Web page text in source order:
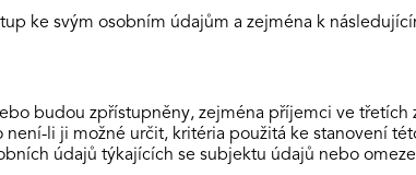
ke svým osobním údajům a zejména k
budou zpřístupněny, zejména příjemci ve třetích
li ji možné určit, kritéria použitá ke stanovení
údajů týkajících se subjektu údajů nebo